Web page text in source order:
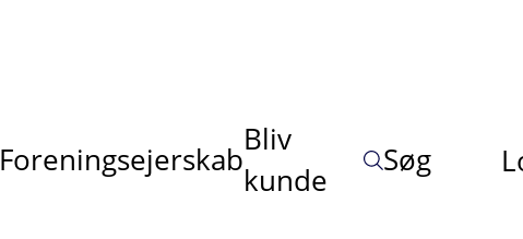
Foreningsejerskab
Bliv
kunde
Søg